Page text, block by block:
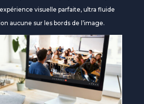
visuelle parfaite, ultra fluide
aucune sur les bords de l’image.